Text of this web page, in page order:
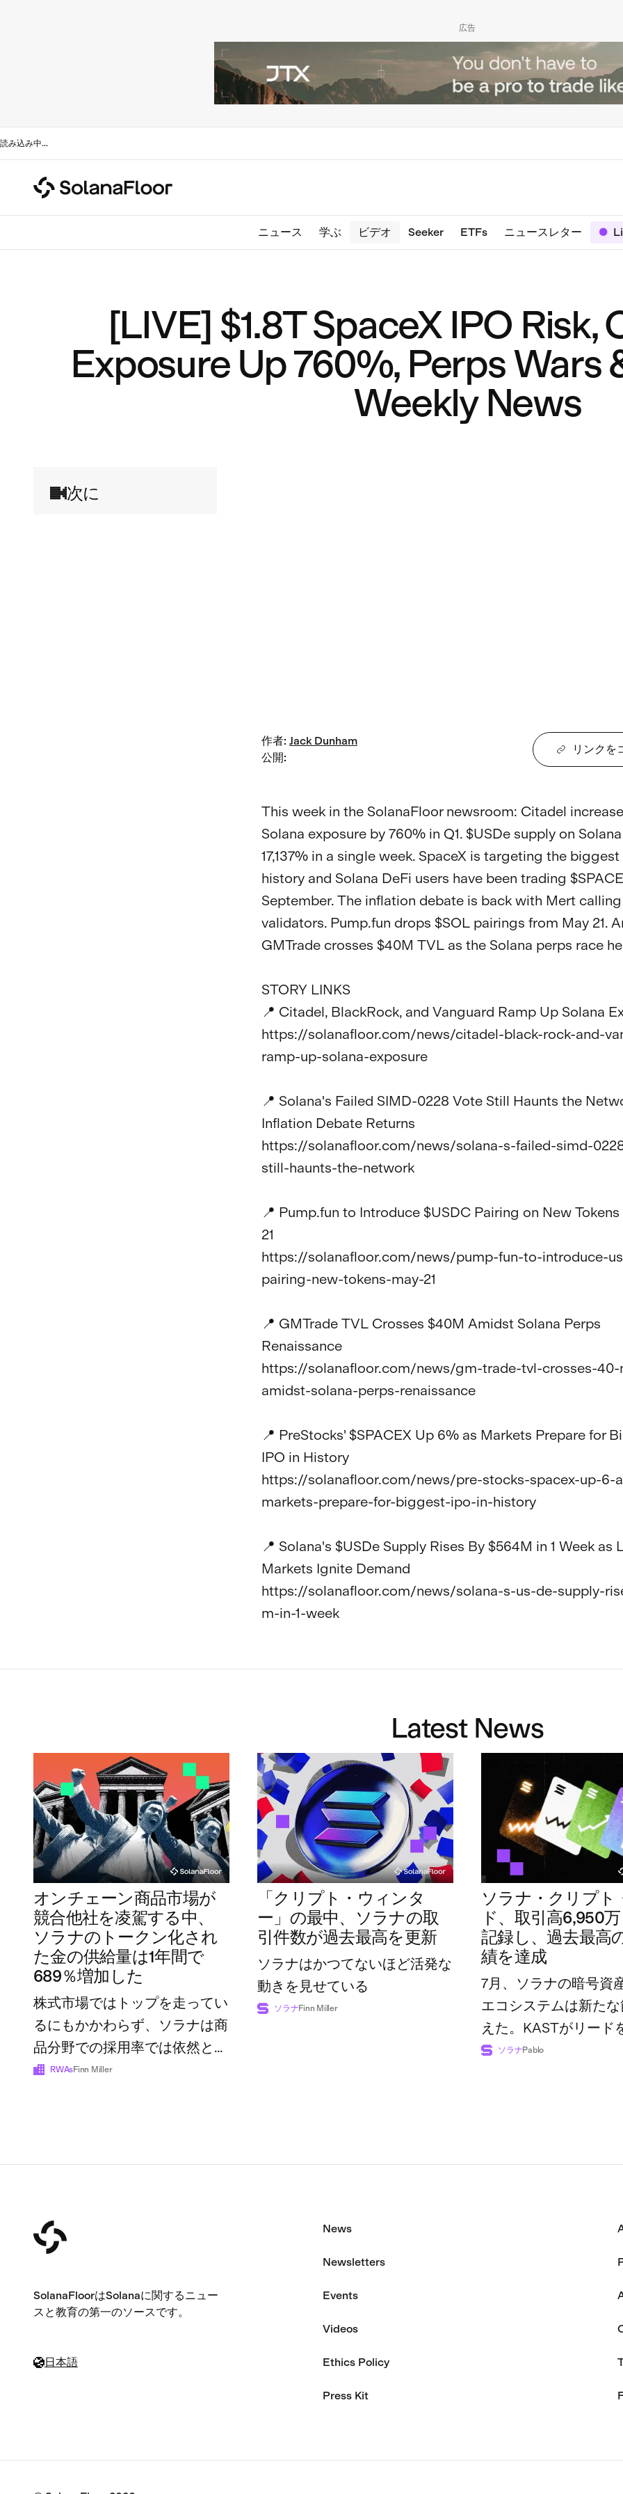
広告
読み込み中...
ニュース 学ぶ ビデオ Seeker ETFs ニュースレター
[LIVE] $1.8T SpaceX IPO Risk,
Exposure Up 760%, Perps Wars
Weekly News
次に
作者: Jack Dunham
公開:
リンクを
This week in the SolanaFloor newsroom: Citadel
Solana exposure by 760% in Q1. $USDe supply on
17,137% in a single week. SpaceX is targeting the biggest
history and Solana DeFi users have been trading
September. The inflation debate is back with Mert
validators. Pump.fun drops $SOL pairings from May 21.
GMTrade crosses $40M TVL as the Solana perps race
STORY LINKS
📍 Citadel, BlackRock, and Vanguard Ramp Up Solana
https://solanafloor.com/news/citadel-black-rock-and-
ramp-up-solana-exposure
📍 Solana's Failed SIMD-0228 Vote Still Haunts the
Inflation Debate Returns
https://solanafloor.com/news/solana-s-failed-simd-
still-haunts-the-network
📍 Pump.fun to Introduce $USDC Pairing on New
21
https://solanafloor.com/news/pump-fun-to-introduce-
pairing-new-tokens-may-21
📍 GMTrade TVL Crosses $40M Amidst Solana Perps
Renaissance
https://solanafloor.com/news/gm-trade-tvl-crosses-40-
amidst-solana-perps-renaissance
📍 PreStocks' $SPACEX Up 6% as Markets Prepare for
IPO in History
https://solanafloor.com/news/pre-stocks-spacex-up-6-
markets-prepare-for-biggest-ipo-in-history
📍 Solana's $USDe Supply Rises By $564M in 1 Week as
Markets Ignite Demand
https://solanafloor.com/news/solana-s-us-de-supply-
m-in-1-week
Latest News
オンチェーン商品市場が
競合他社を凌駕する中、
ソラナのトークン化され
た金の供給量は1年間で
689％増加した
株式市場ではトップを走ってい
るにもかかわらず、ソラナは商
品分野での採用率では依然とし
て後れを取っている
RWAsFinn Miller
「クリプト・ウィンタ
ー」の最中、ソラナの取
引件数が過去最高を更新
ソラナはかつてないほど活発な
動きを見せている
ソラナFinn Miller
ソラナ・クリプト
ド、取引高6,950
記録し、過去最高
績を達成
7月、ソラナの暗号資
エコシステムは新た
えた。KASTがリード
広げた一方で、業界全
ソラナPablo
SolanaFloorはSolanaに関するニュー
スと教育の第一のソースです。
日本語
News
Newsletters
Events
Videos
Ethics Policy
Press Kit